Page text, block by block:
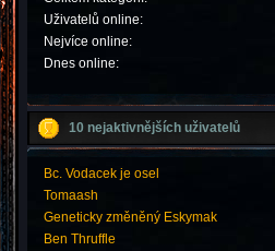
Uživatelů online:
Nejvíce online:
Dnes online:
10 nejaktivnějších uživatelů
Bc. Vodacek je osel
Tomaash
Geneticky změněný Eskymak
Ben Thruffle